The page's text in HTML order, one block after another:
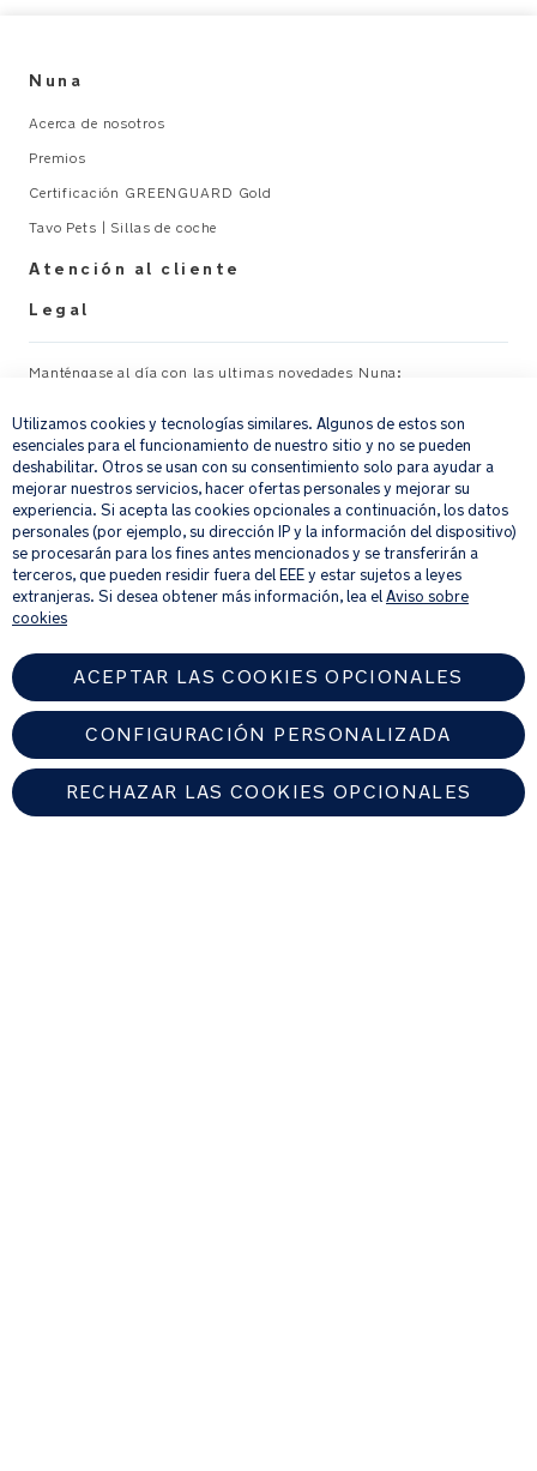
Nuna
Acerca de nosotros
Premios
Certificación GREENGUARD Gold
Tavo Pets | Sillas de coche
Atención al cliente
Legal
Manténgase al día con las ultimas novedades Nuna:
Su correo electrónico REGISTRAR
Al proporcionar tu dirección de correo electrónico, aceptas recibir por
correo electrónico nuestro boletín de noticias e información sobre
productos y ofertas que creamos que puedan ser de tu interés.
Si quieres más información sobre cómo procesamos tus datos personales,
consulta nuestro
aviso de privacidad
Utilizamos cookies y tecnologías similares. Algunos de estos son
esenciales para el funcionamiento de nuestro sitio y no se pueden
deshabilitar. Otros se usan con su consentimiento solo para ayudar a
mejorar nuestros servicios, hacer ofertas personales y mejorar su
experiencia. Si acepta las cookies opcionales a continuación, los datos
personales (por ejemplo, su dirección IP y la información del dispositivo)
se procesarán para los fines antes mencionados y se transferirán a
terceros, que pueden residir fuera del EEE y estar sujetos a leyes
extranjeras. Si desea obtener más información, lea elAviso sobre
cookies
ACEPTAR LAS COOKIES OPCIONALES
CONFIGURACIÓN PERSONALIZADA
RECHAZAR LAS COOKIES OPCIONALES